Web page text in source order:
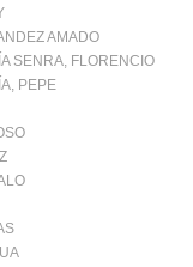
AMADO
SENRA, FLORENCIO
PEPE